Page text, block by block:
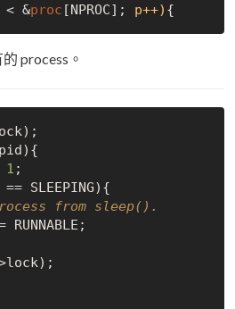
< &proc [NPROC]; p++)
process。
1 ;
SLEEPING){
from sleep().
lock);